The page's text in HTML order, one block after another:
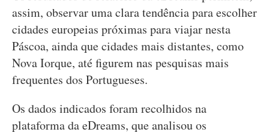
assim, observar uma clara tendência para escolher
cidades europeias próximas para viajar nesta
Páscoa, ainda que cidades mais distantes, como
Nova Iorque, até figurem nas pesquisas mais
frequentes dos Portugueses.
Os dados indicados foram recolhidos na
plataforma da eDreams, que analisou os